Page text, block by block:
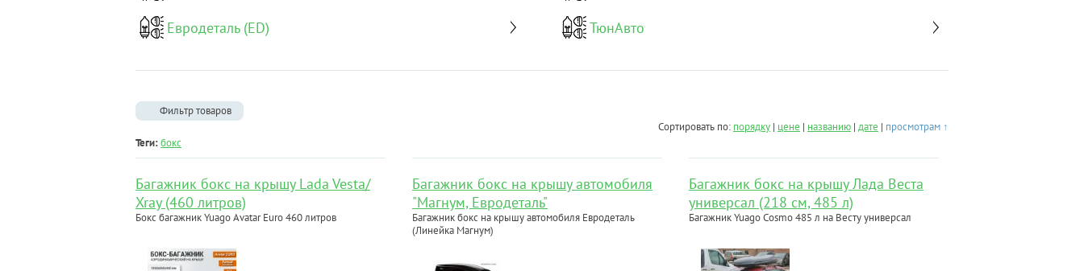
Евродеталь (ED) ТюнАвто
Фильтр товаров
Сортировать по: порядку | цене | названию | дате | просмотрам ↑
Теги:бокс
Багажник бокс на крышу Lada Vesta/
Xray (460 литров)
Бокс багажник Yuago Avatar Euro 460 литров
Багажник бокс на крышу автомобиля
"Магнум, Евродеталь"
Багажник бокс на крышу автомобиля Евродеталь
(Линейка Магнум)
Багажник бокс на крышу Лада Веста
универсал (218 см, 485 л)
Багажник Yuago Cosmo 485 л на Весту универсал